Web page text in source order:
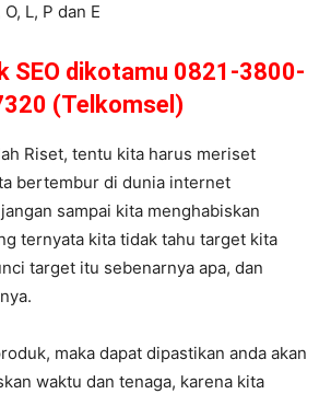
L, P dan E
SEO dikotamu 0821-3800-
(Telkomsel)
Riset, tentu kita harus meriset
bertembur di dunia internet
sampai kita menghabiskan
ternyata kita tidak tahu target kita
target itu sebenarnya apa, dan
maka dapat dipastikan anda akan
waktu dan tenaga, karena kita